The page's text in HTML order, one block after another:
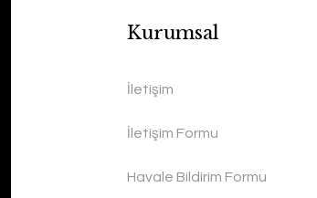
Kurumsal
İletişim
İletişim Formu
Havale Bildirim Formu